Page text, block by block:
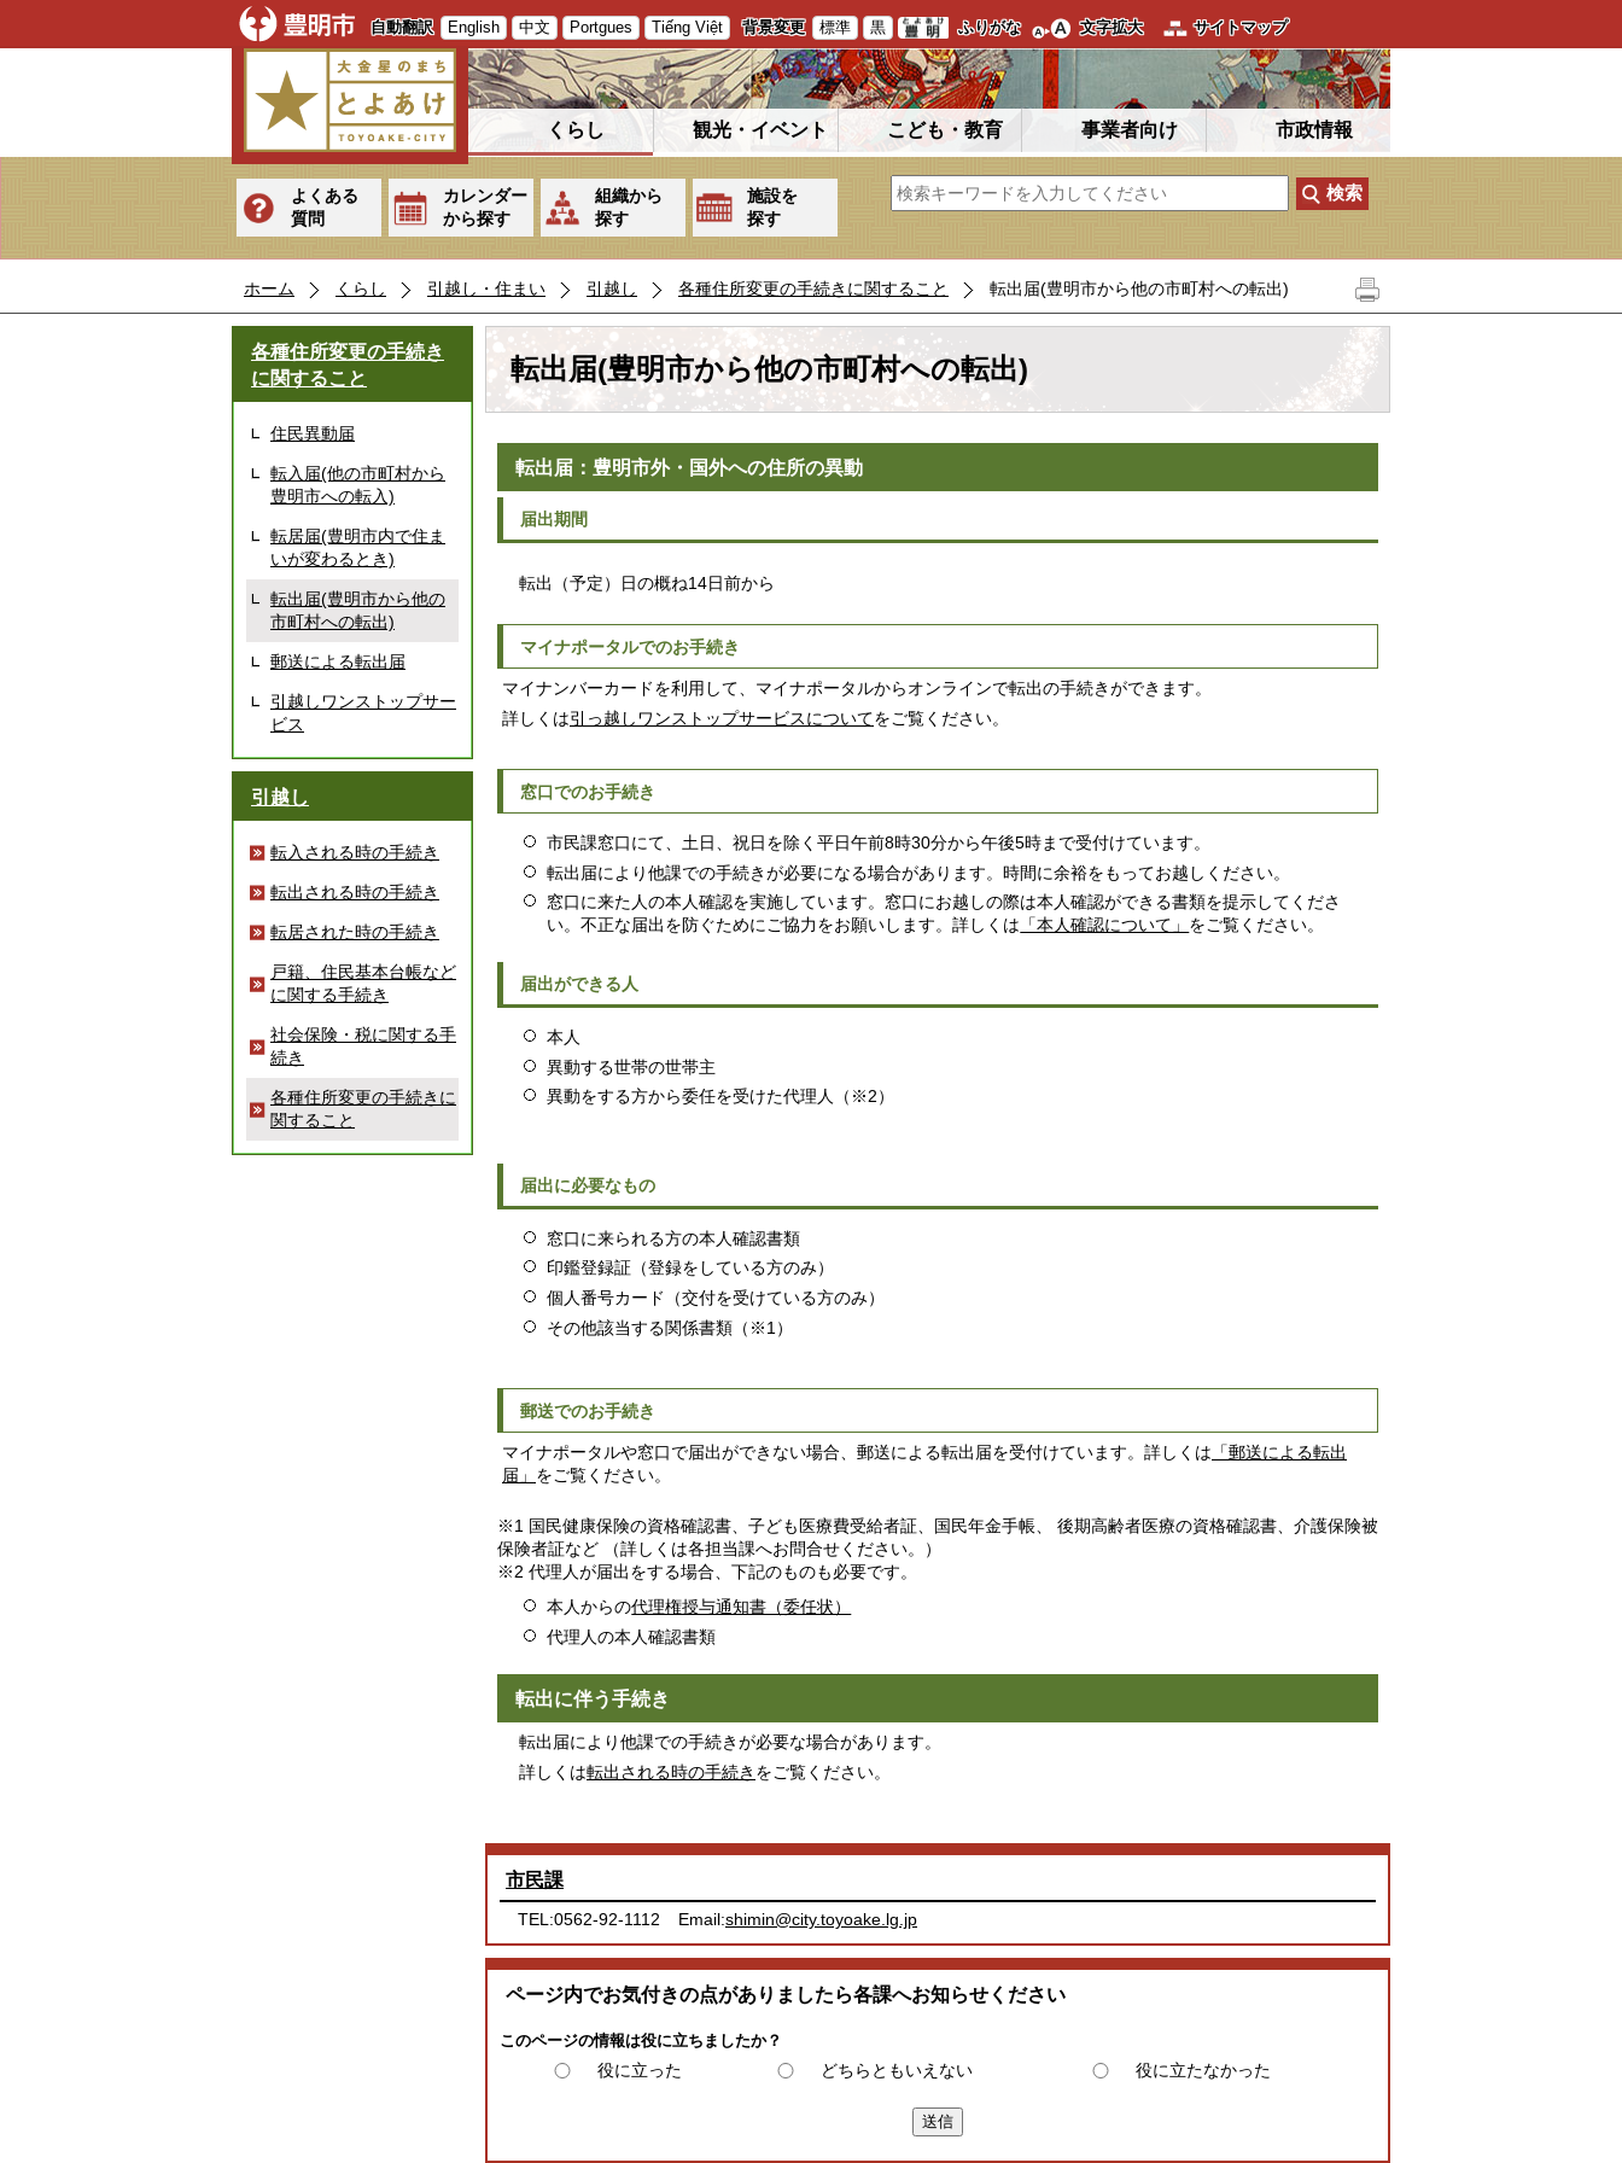
自動翻訳 English 中文 Portgues Tiếng Việt 背景変更 標準 黒 ふりがな 文字拡大 サイトマップ
くらし 観光・イベント こども・教育 事業者向け 市政情報
よくある
質問
カレンダー
から探す
組織から
探す
施設を
探す
ホーム くらし 引越し・住まい 引越し 各種住所変更の手続きに関すること 転出届(豊明市から他の市町村への転出)
各種住所変更の手続き
に関すること
住民異動届
転入届(他の市町村から
豊明市への転入)
転居届(豊明市内で住ま
いが変わるとき)
転出届(豊明市から他の
市町村への転出)
郵送による転出届
引越しワンストップサー
ビス
引越し
転入される時の手続き
転出される時の手続き
転居された時の手続き
戸籍、住民基本台帳など
に関する手続き
社会保険・税に関する手
続き
各種住所変更の手続きに
関すること
転出届(豊明市から他の市町村への転出)
転出届：豊明市外・国外への住所の異動
届出期間
転出（予定）日の概ね14日前から
マイナポータルでのお手続き
マイナンバーカードを利用して、マイナポータルからオンラインで転出の手続きができます。
詳しくは引っ越しワンストップサービスについてをご覧ください。
窓口でのお手続き
市民課窓口にて、土日、祝日を除く平日午前8時30分から午後5時まで受付けています。
転出届により他課での手続きが必要になる場合があります。時間に余裕をもってお越しください。
窓口に来た人の本人確認を実施しています。窓口にお越しの際は本人確認ができる書類を提示してくださ
い。不正な届出を防ぐためにご協力をお願いします。詳しくは 「本人確認について」 をご覧ください。
届出ができる人
本人
異動する世帯の世帯主
異動をする方から委任を受けた代理人（※2）
届出に必要なもの
窓口に来られる方の本人確認書類
印鑑登録証（登録をしている方のみ）
個人番号カード（交付を受けている方のみ）
その他該当する関係書類（※1）
郵送でのお手続き
マイナポータルや窓口で届出ができない場合、郵送による転出届を受付けています。詳しくは 「郵送による転出
届」 をご覧ください。
※1 国民健康保険の資格確認書、子ども医療費受給者証、国民年金手帳、 後期高齢者医療の資格確認書、介護保険被
保険者証など （詳しくは各担当課へお問合せください。）
※2 代理人が届出をする場合、下記のものも必要です。
本人からの代理権授与通知書（委任状）
代理人の本人確認書類
転出に伴う手続き
転出届により他課での手続きが必要な場合があります。
詳しくは転出される時の手続き をご覧ください。
市民課
TEL:0562-92-1112 Email:shimin@city.toyoake.lg.jp
ページ内でお気付きの点がありましたら各課へお知らせください
このページの情報は役に立ちましたか？
役に立った どちらともいえない 役に立たなかった